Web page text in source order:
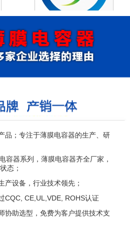
浙江格瑶科技股份有限公司
品；专注于薄膜电容器的生产、研
容器系列，薄膜电容器齐全厂家，
态；
产设备，行业技术领先；
CQC, CE,UL,VDE, ROHS认证
协助选型，免费为客户提供技术支